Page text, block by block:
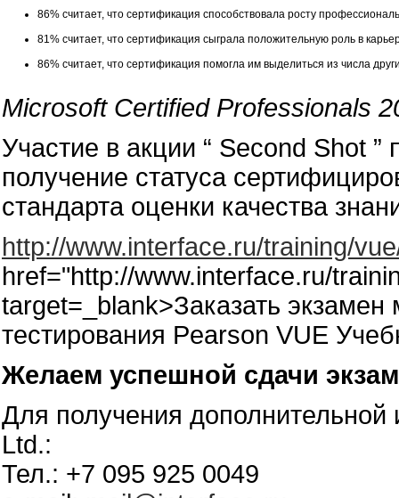
86% считает, что сертификация способствовала росту
81% cчитает, что сертификация сыграла положительную роль в
86% считает, что сертификация помогла им выделиться из числа
Microsoft Certified Professionals
Участие в акции “ Second Shot
получение статуса
стандарта оценки качества
http://www.interface.ru/training/
href="http://www.interface.ru/
target=_blank>Заказать
тестирования Pearson VUE
Желаем успешной сдачи
Для получения
Ltd.:
Тел.: +7 095 925 0049